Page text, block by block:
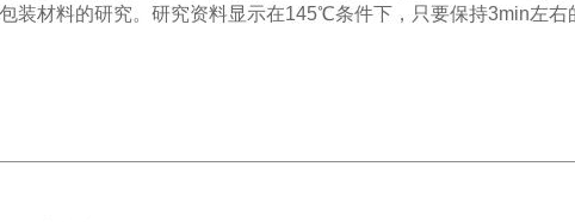
装材料的研究。研究资料显示在145℃条件下，只要保持3min左右